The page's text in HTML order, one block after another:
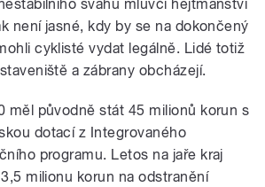
svahu mluvčí hejtmanství
není jasné, kdy by se na dokončený
cyklisté vydat legálně. Lidé totiž
a zábrany obcházejí.
měl původně stát 45 milionů korun s
dotací z Integrovaného
programu. Letos na jaře kraj
milionu korun na odstranění